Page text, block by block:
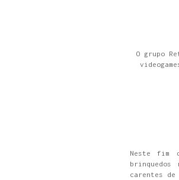
O grupo
Neste fim
brinquedos
carentes de